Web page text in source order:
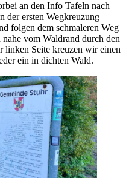
an den Info Tafeln nach
der ersten Wegkreuzung
folgen dem schmaleren Weg
vom Waldrand durch den
linken Seite kreuzen wir einen
ein in dichten Wald.